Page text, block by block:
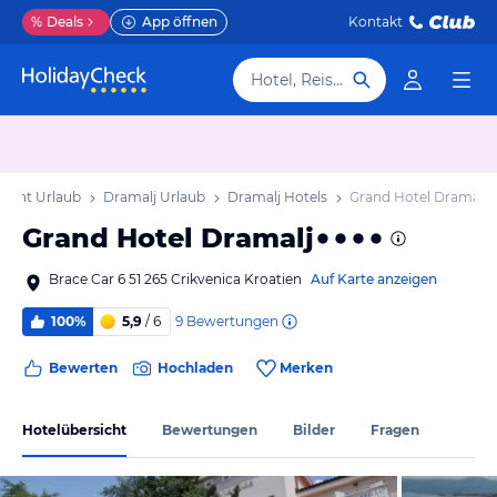
% Deals App öffnen Kontakt
Hotel, Reiseziel
Urlaub Dramalj Urlaub Dramalj Hotels Grand Hotel Dramalj
Grand Hotel Dramalj
Brace Car 6 51 265 Crikvenica Kroatien Auf Karte anzeigen
100% 5,9 / 6 9 Bewertungen
Bewerten Hochladen Merken
Hotelübersicht Bewertungen Bilder Fragen